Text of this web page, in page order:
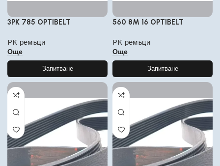
3PK 785 OPTIBELT
PK ремъци
Още
Запитване
560 8M 16 OPTIBELT
PK ремъци
Още
Запитване